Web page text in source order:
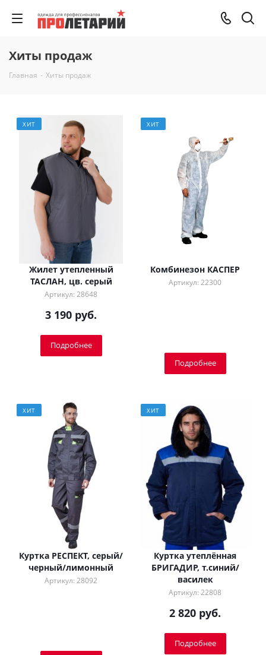
Хиты продаж
Главная - Хиты продаж
ХИТ
Жилет утепленный
ТАСЛАН, цв. серый
Артикул: 28648
3 190 руб.
Подробнее
ХИТ
Комбинезон КАСПЕР
Артикул: 22300
Подробнее
ХИТ
Куртка РЕСПЕКТ, серый/
черный/лимонный
Артикул: 28092
ХИТ
Куртка утеплённая
БРИГАДИР, т.синий/
василек
Артикул: 22808
2 820 руб.
Подробнее